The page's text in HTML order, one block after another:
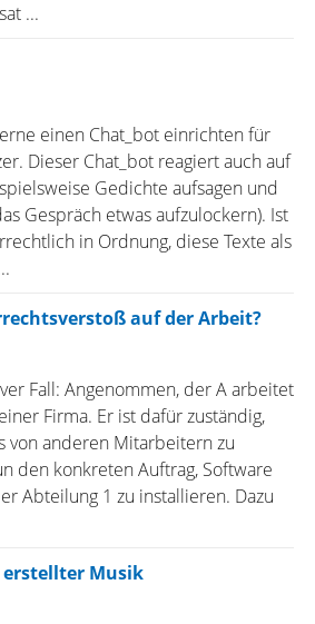
...
einen Chat_bot einrichten für
Dieser Chat_bot reagiert auch auf
Gedichte aufsagen und
Gespräch etwas aufzulockern). Ist
in Ordnung, diese Texte als
auf der Arbeit?
Fall: Angenommen, der A arbeitet
Firma. Er ist dafür zuständig,
von anderen Mitarbeitern zu
den konkreten Auftrag, Software
Abteilung 1 zu installieren. Dazu
erstellter Musik